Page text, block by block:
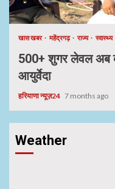
खास खबर महेंद्रगढ़ राज्य स्वास्थ्य
500+ शुगर लेवल अब
आयुर्वेदा
हरियाणा न्यूज़24 7 months ago
Weather